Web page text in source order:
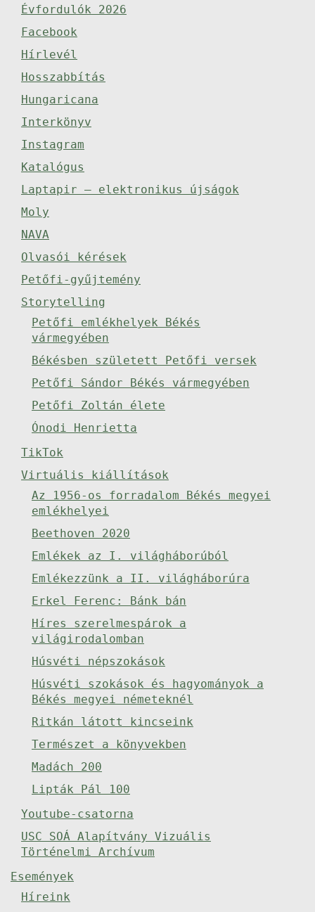
Évfordulók 2026
Facebook
Hírlevél
Hosszabbítás
Hungaricana
Interkönyv
Instagram
Katalógus
Laptapir – elektronikus újságok
Moly
NAVA
Olvasói kérések
Petőfi-gyűjtemény
Storytelling
Petőfi emlékhelyek Békés
vármegyében
Békésben született Petőfi versek
Petőfi Sándor Békés vármegyében
Petőfi Zoltán élete
Ónodi Henrietta
TikTok
Virtuális kiállítások
Az 1956-os forradalom Békés megyei
emlékhelyei
Beethoven 2020
Emlékek az I. világháborúból
Emlékezzünk a II. világháborúra
Erkel Ferenc: Bánk bán
Híres szerelmespárok a
világirodalomban
Húsvéti népszokások
Húsvéti szokások és hagyományok a
Békés megyei németeknél
Ritkán látott kincseink
Természet a könyvekben
Madách 200
Lipták Pál 100
Youtube-csatorna
USC SOÁ Alapítvány Vizuális
Történelmi Archívum
Események
Híreink